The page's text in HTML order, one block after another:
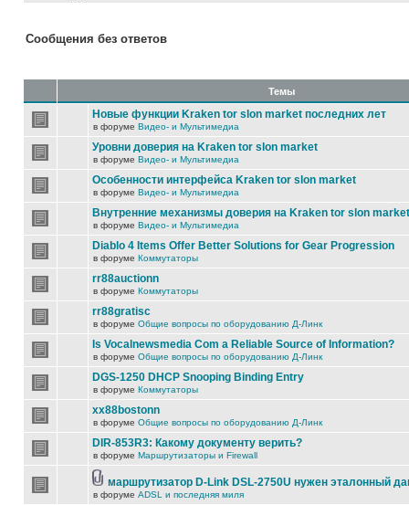
Сообщения без ответов
Темы
Новые функции Kraken tor slon market последних лет
в форуме Видео- и Мультимедиа
Уровни доверия на Kraken tor slon market
в форуме Видео- и Мультимедиа
Особенности интерфейса Kraken tor slon market
в форуме Видео- и Мультимедиа
Внутренние механизмы доверия на Kraken tor slon market
в форуме Видео- и Мультимедиа
Diablo 4 Items Offer Better Solutions for Gear Progression
в форуме Коммутаторы
rr88auctionn
в форуме Коммутаторы
rr88gratisc
в форуме Общие вопросы по оборудованию Д-Линк
Is Vocalnewsmedia Com a Reliable Source of Information?
в форуме Общие вопросы по оборудованию Д-Линк
DGS-1250 DHCP Snooping Binding Entry
в форуме Коммутаторы
xx88bostonn
в форуме Общие вопросы по оборудованию Д-Линк
DIR-853R3: Какому документу верить?
в форуме Маршрутизаторы и Firewall
маршрутизатор D-Link DSL-2750U нужен эталонный
в форуме ADSL и последняя миля